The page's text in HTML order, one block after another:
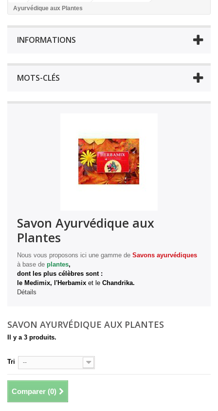
Ayurvédique aux Plantes
INFORMATIONS
MOTS-CLÉS
Savon Ayurvédique aux
Plantes
Nous vous proposons ici une gamme de Savons ayurvédiques
à base de plantes,
dont les plus célèbres sont :
le Medimix, l'Herbamix et le Chandrika.
Détails
SAVON AYURVÉDIQUE AUX PLANTES
Il y a 3 produits.
Tri --
Comparer (0)